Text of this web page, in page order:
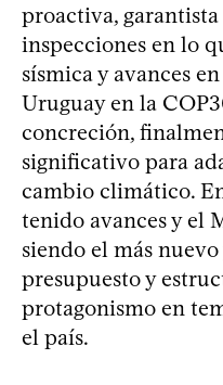
proactiva,
inspecciones en lo
sísmica y avances
Uruguay en la
concreción,
significativo para
cambio climático.
tenido avances y el
siendo el más
presupuesto y
protagonismo en
el país.